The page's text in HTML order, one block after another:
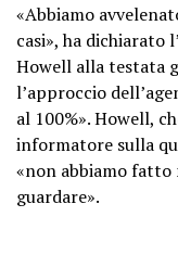
«Abbiamo
casi», ha dichiarato
Howell alla testata
l’approccio
al 100%». Howell,
informatore sulla
«non abbiamo fatto
guardare».